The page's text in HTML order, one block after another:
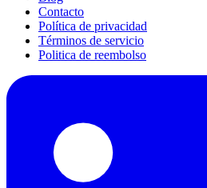
Contacto
Política de privacidad
Términos de servicio
Politica de reembolso